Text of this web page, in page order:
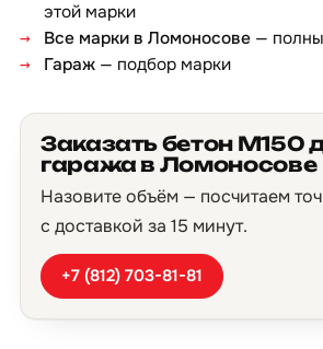
этой марки
Все марки в Ломоносове —
Гараж — подбор марки
Заказать бетон М150
гаража в Ломоносове
Назовите объём — посчитаем
с доставкой за 15 минут.
+7 (812) 703-81-81